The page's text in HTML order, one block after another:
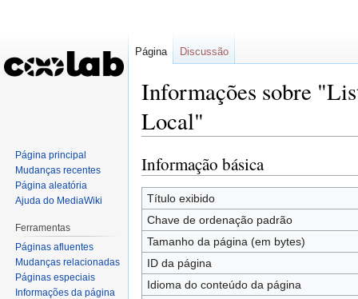
Informações sobre
Local"
Ir
para
navegação
Ir
para
pesquisar
Informação básica
Título exibido
Chave de ordenação padrão
Tamanho da página (em bytes)
ID da página
Idioma do conteúdo da página
Página Discussão
Página principal
Mudanças recentes
Página aleatória
Ajuda do MediaWiki
Ferramentas
Páginas afluentes
Mudanças relacionadas
Páginas especiais
Informações da página